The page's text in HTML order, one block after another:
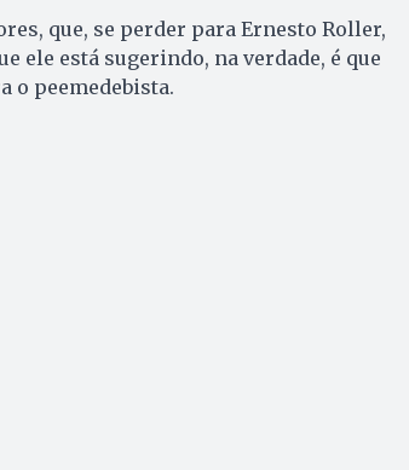
que, se perder para Ernesto Roller,
ele está sugerindo, na verdade, é que
o peemedebista.